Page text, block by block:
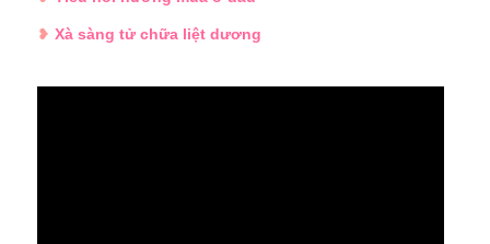
❥ Xà sàng tử chữa liệt dương